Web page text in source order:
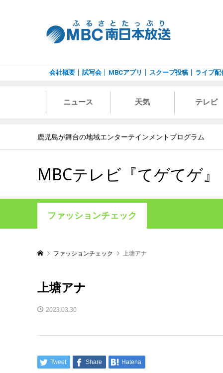
会社概要 試写会 MBCアプリ スクープ投稿 ライブ配
ニュース 天気 テレビ
鹿児島が舞台の地域エンターテインメントプログラム
MBCテレビ『てゲてゲ』
ファッションチェック
ファッションチェック 上塘アナ
上塘アナ
2023.03.30
Tweet Share Hatena